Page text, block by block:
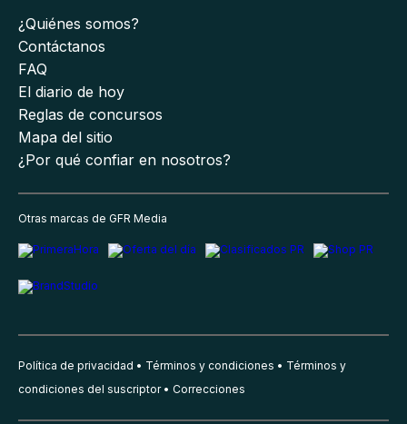
¿Quiénes somos?
Contáctanos
FAQ
El diario de hoy
Reglas de concursos
Mapa del sitio
¿Por qué confiar en nosotros?
Otras marcas de GFR Media
Política de privacidad Términos y condiciones
Términos y
condiciones del suscriptor
Correcciones